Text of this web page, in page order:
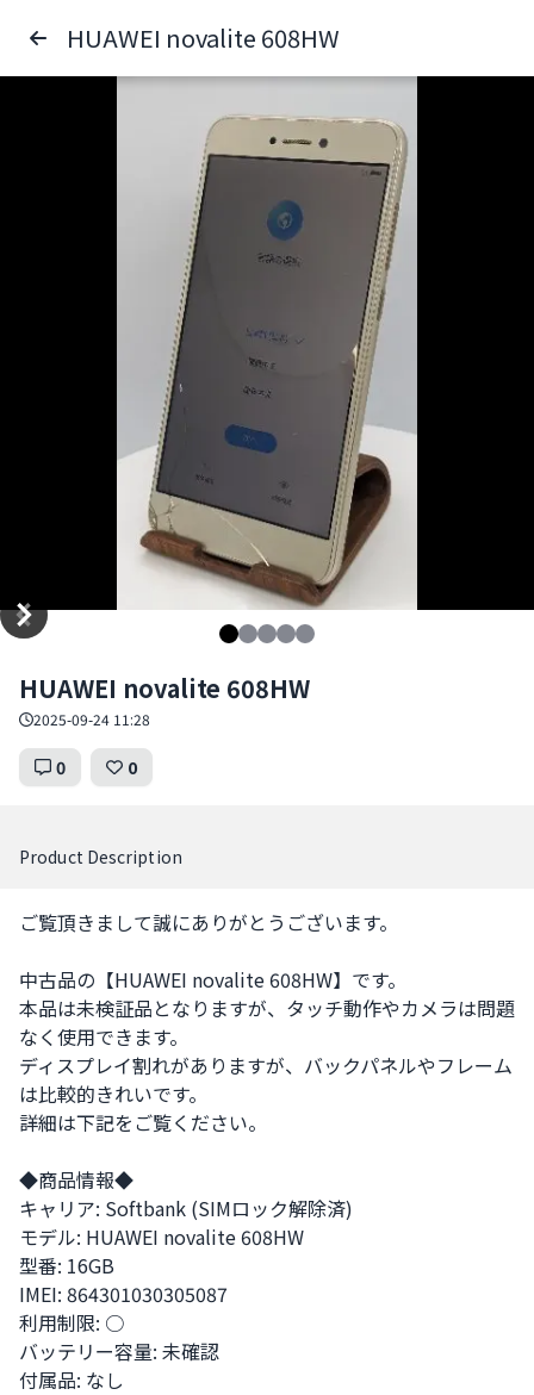
HUAWEI novalite 608HW
HUAWEI novalite 608HW
2025-09-24 11:28
0 0
Product Description
ご覧頂きまして誠にありがとうございます。
中古品の【HUAWEI novalite 608HW】です。
本品は未検証品となりますが、タッチ動作やカメラは問題
なく使用できます。
ディスプレイ割れがありますが、バックパネルやフレーム
は比較的きれいです。
詳細は下記をご覧ください。
◆商品情報◆
キャリア: Softbank (SIMロック解除済)
モデル: HUAWEI novalite 608HW
型番: 16GB
IMEI: 864301030305087
利用制限: ○
バッテリー容量: 未確認
付属品: なし